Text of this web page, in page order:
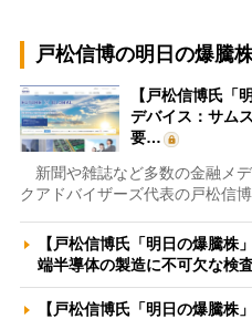
戸松信博の明日の爆騰
【戸松信博氏「
デバイス：サム
要…
新聞や雑誌など多数の金融メ
クアドバイザーズ代表の戸松信
【戸松信博氏「明日の爆騰株
端半導体の製造に不可欠な検
【戸松信博氏「明日の爆騰株